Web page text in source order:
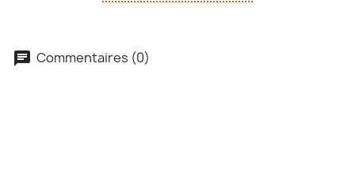
Commentaires (0)